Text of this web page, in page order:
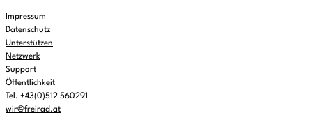
Impressum
Datenschutz
Unterstützen
Netzwerk
Support
Öffentlichkeit
Tel. +43(0)512 560291
wir@freirad.at